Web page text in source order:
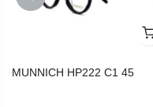
MUNNICH HP222 C1 45